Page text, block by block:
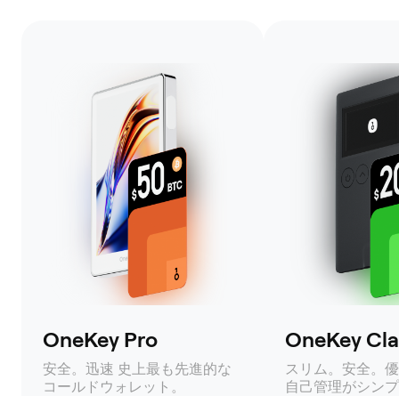
OneKey Pro
安全。迅速 史上最も先進的な
コールドウォレット。
OneKey
スリム。安全。
自己管理がシン